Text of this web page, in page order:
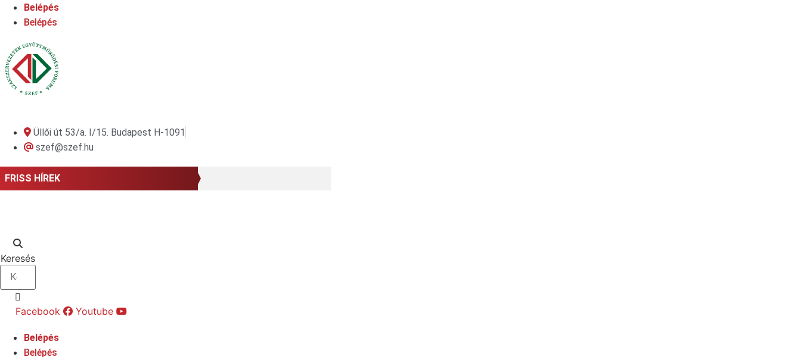
UgrásBelépés
Belépés
Üllői út 53/a. I/15. Budapest H-1091
szef@szef.hu
FRISS HÍREK
Keresés
Facebook Youtube
Belépés
Belépés